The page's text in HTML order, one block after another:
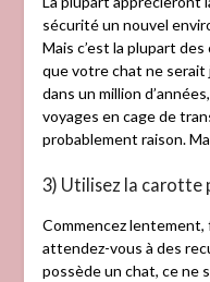
sécurité un nouvel
Mais c’est la plupart
que votre chat ne serait
dans un million
voyages en cage de
probablement raison.
3) Utilisez la carotte
Commencez
attendez-vous à des
possède un chat, ce ne